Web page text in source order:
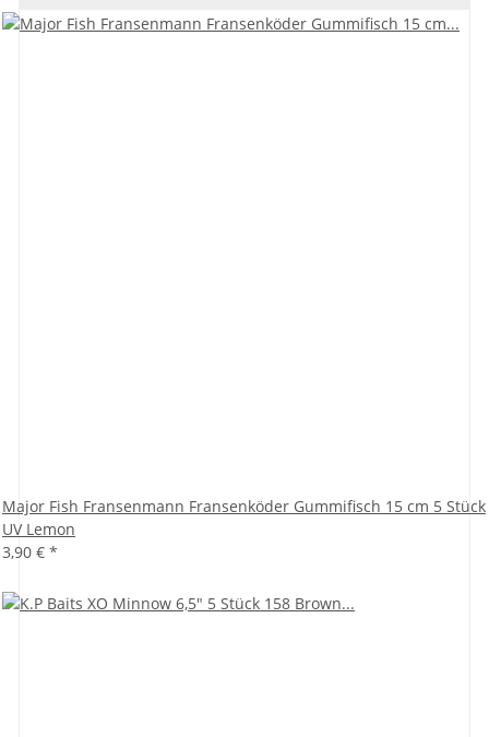
Major Fish Fransenmann Fransenköder Gummifisch 15 cm 5 Stück
UV Lemon
3,90 € *